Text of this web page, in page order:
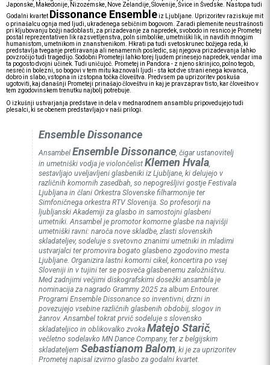
Japonske, Makedonije, Nizozemske, Nove Zelandije, Slovenije, Švice in Švedske. Nastopa tudi
Godalni kvartet Dissonance Ensembleiz Ljubljane. Uprizoritev raziskuje mit
o prinašalcu ognja med ljudi, ukradenega sebičnim bogovom. Zaradi plemenite neustrašnosti
pri kljubovanju božji nadoblasti, za prizadevanje za napredek, svobodo in resnico je Prometej
postal reprezentativen lik razsvetljenstva, poln simbolike, umetniški lik, in navdih mnogim
humanistom, umetnikom in znanstvenikom. Hkrati pa tudi svetoskrunec božjega reda, ki
predstavlja tveganje pretiravanja ali nenamernih posledic, saj njegova prizadevanja lahko
povzročijo tudi tragedijo. Sodobni Prometeji lahko torej ljudem prinesejo napredek, vendar ima
ta pogosto dvojni učinek. Tudi uničujoč. Prometej in Pandora - z njeno skrinjico, polno tegob,
nesreč in bolezni, so bogovi v tem mitu kaznovali ljudi - sta kot dve strani enega kovanca,
dobro in slabo, vstopna in izstopna točka človeštva. Predvsem pa uprizoritev poskuša
ugotoviti, kaj današnji Prometeji prinašajo človeštvu in kaj je pravzaprav tisto, kar človeštvo v
tem zgodovinskem trenutku najbolj potrebuje.
O izkušnji ustvarjanja predstave in dela v mednarodnem ansamblu pripovedujejo tudi
plesalci, ki se obenem predstavljajo v naši prilogi.
Ensemble Dissonance
Ansambel Ensemble Dissonance, čigar ustanovitelj
in umetniški vodja je violončelist Klemen Hvala,
sestavljajo uveljavljeni glasbeniki iz Ljubljane, ki delujejo v
različnih komornih zasedbah, so nepogrešljivi gostje Festivala
Ljubljana in člani Orkestra Slovenske filharmonije ter
Simfoničnega orkestra RTV Slovenija. So profesorji na
ljubljanski Akademiji za glasbo in samostojni glasbeni
umetniki. Ansambel je promotor komorne glasbe na najvišji
umetniški ravni: naroča nove skladbe, zlasti slovenskih
skladateljev, sodeluje s svetovno znanimi umetniki in mladimi
ustvarjalci ter promovira bogato glasbeno zgodovino mesta
Ljubljane. Organizira lastni komorni cikel, koncertira po vsej
Sloveniji in v tujini ter se posveča glasbenemu založništvu.
Med zadnjimi večjimi diskografskimi dosežki ansambla je
nominacija za nagrado Grammy 2025 za album Entourer.
Programi Ensemble Dissonance so inventivni, drzni in
povezujejo vsebine različnih glasbenih obdobij, slogov in
žanrov. Ansambel tokrat prvič sodeluje s slovensko
skladateljico in oblikovalko zvoka Matejo Starič,
večletno sodelavko MN Dance Company, ter z belgijskim
skladateljemSebastianom Balom, ki je za uprizoritev
Prometejnapisal izvirno glasbo za godalni kvartet.